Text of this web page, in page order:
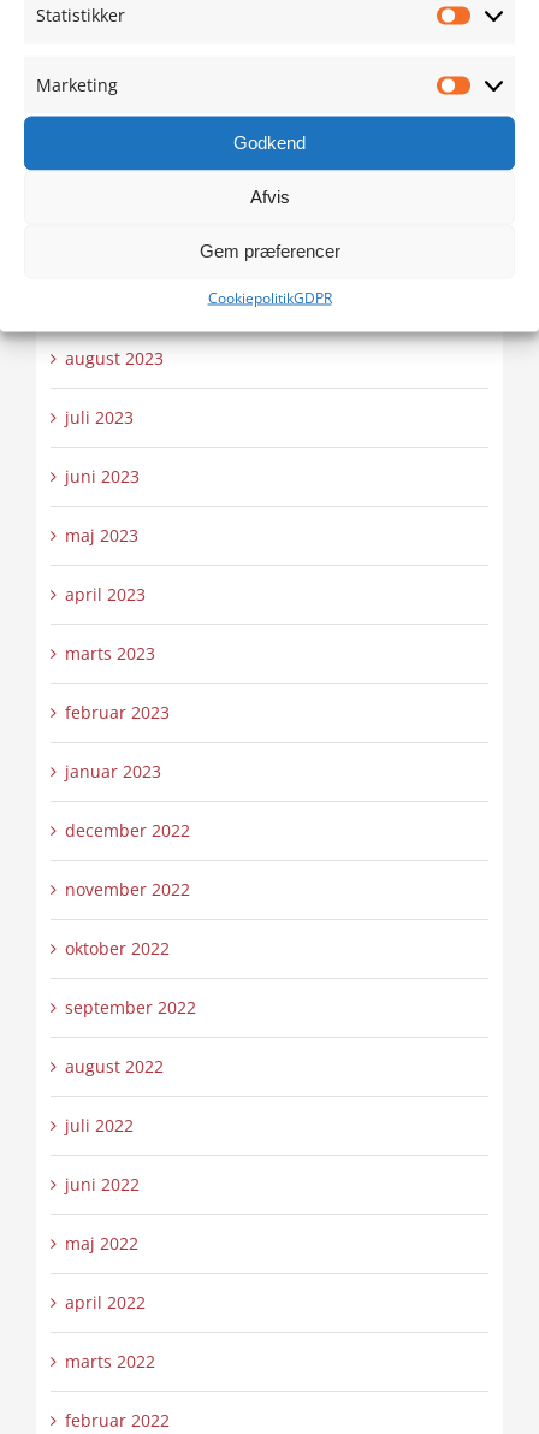
Statistikker
Marketing
Godkend
Afvis
Gem præferencer
CookiepolitikGDPR
december 2023
august 2023
juli 2023
juni 2023
maj 2023
april 2023
marts 2023
februar 2023
januar 2023
december 2022
november 2022
oktober 2022
september 2022
august 2022
juli 2022
juni 2022
maj 2022
april 2022
marts 2022
februar 2022